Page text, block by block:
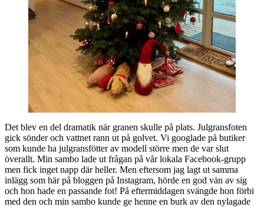
Det blev en del dramatik när granen skulle på plats. Julgransfoten
gick sönder och vattnet rann ut på golvet. Vi googlade på butiker
som kunde ha julgransfötter av modell större men de var slut
överallt. Min sambo lade ut frågan på vår lokala Facebook-grupp
men fick inget napp där heller. Men eftersom jag lagt ut samma
inlägg som här på bloggen på Instagram, hörde en god vän av sig
och hon hade en passande fot! På eftermiddagen svängde hon förbi
med den och min sambo kunde ge henne en burk av den nylagade